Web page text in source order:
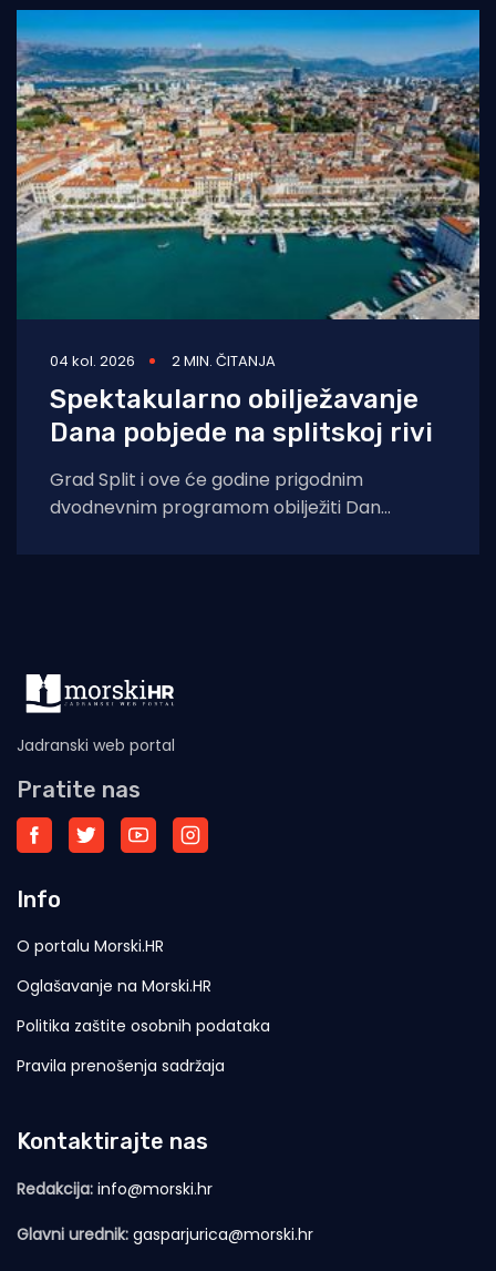
04 kol. 2026 2 MIN. ČITANJA
Spektakularno obilježavanje
Dana pobjede na splitskoj rivi
Grad Split i ove će godine prigodnim
dvodnevnim programom obilježiti Dan
Jadranski web portal
Pratite nas
Info
O portalu Morski.HR
Oglašavanje na Morski.HR
Politika zaštite osobnih podataka
Pravila prenošenja sadržaja
Kontaktirajte nas
Redakcija: info@morski.hr
Glavni urednik: gasparjurica@morski.hr